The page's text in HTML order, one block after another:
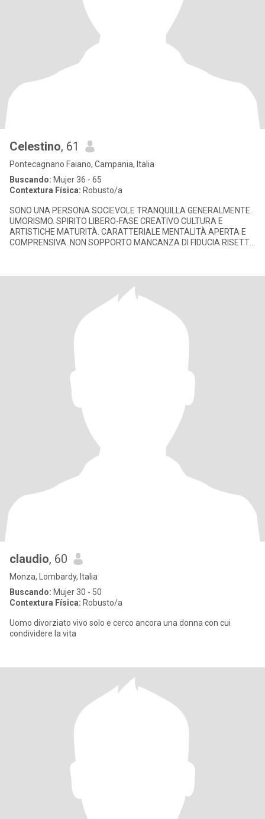
Celestino, 61
Pontecagnano Faiano, Campania, Italia
Buscando: Mujer 36 - 65
Contextura Física: Robusto/a
SONO UNA PERSONA SOCIEVOLE TRANQUILLA GENERALMENTE.
UMORISMO. SPIRITO LIBERO-FASE CREATIVO CULTURA E
ARTISTICHE MATURITÀ. CARATTERIALE MENTALITÀ APERTA E
COMPRENSIVA. NON SOPPORTO MANCANZA DI FIDUCIA RISETTO
claudio, 60
Monza, Lombardy, Italia
Buscando: Mujer 30 - 50
Contextura Física: Robusto/a
Uomo divorziato vivo solo e cerco ancora una donna con cui
condividere la vita